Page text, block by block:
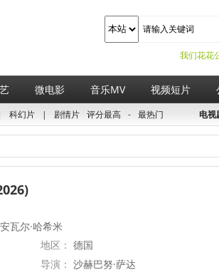
我们花花
微电影 音乐MV 视频短片
科幻片 | 剧情片 评分最高 - 最热门 电视
瓦尔·哈希米
地区： 德国
导演： 沙赫巴努·萨达